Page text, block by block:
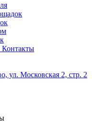
Контакты
ул. Московская 2, стр. 2